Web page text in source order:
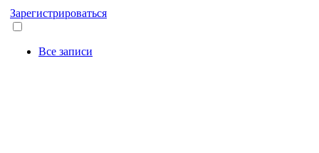
Зарегистрироваться
Все записи